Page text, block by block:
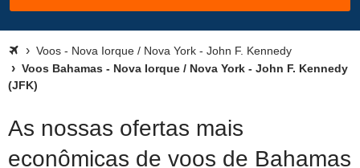
Voos - Nova Iorque / Nova York - John F. Kennedy
Voos Bahamas - Nova Iorque / Nova York - John F. Kennedy
(JFK)
As nossas ofertas mais
econômicas de voos de Bahamas